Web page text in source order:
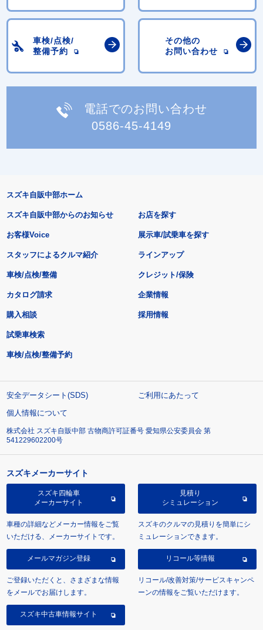
車検/点検/
整備予約
その他の
お問い合わせ
電話でのお問い合わせ
0586-45-4149
スズキ自販中部ホーム
スズキ自販中部からのお知らせ
お客様Voice
スタッフによるクルマ紹介
お店を探す
展示車/試乗車を探す
ラインアップ
車検/点検/整備 クレジット/保険
カタログ請求
購入相談
試乗車検索
車検/点検/整備予約
企業情報
採用情報
安全データシート(SDS)
ご利用にあたって
個人情報について
株式会社 スズキ自販中部 古物商許可証番号 愛知県公安委員会 第
541229602200号
スズキメーカーサイト
スズキ四輪車
メーカーサイト
車種の詳細などメーカー情報をご覧
いただける、メーカーサイトです。
見積り
シミュレーション
スズキのクルマの見積りを簡単にシ
ミュレーションできます。
メールマガジン登録
ご登録いただくと、さまざまな情報
をメールでお届けします。
リコール等情報
リコール/改善対策/サービスキャンペ
ーンの情報をご覧いただけます。
スズキ中古車情報サイト